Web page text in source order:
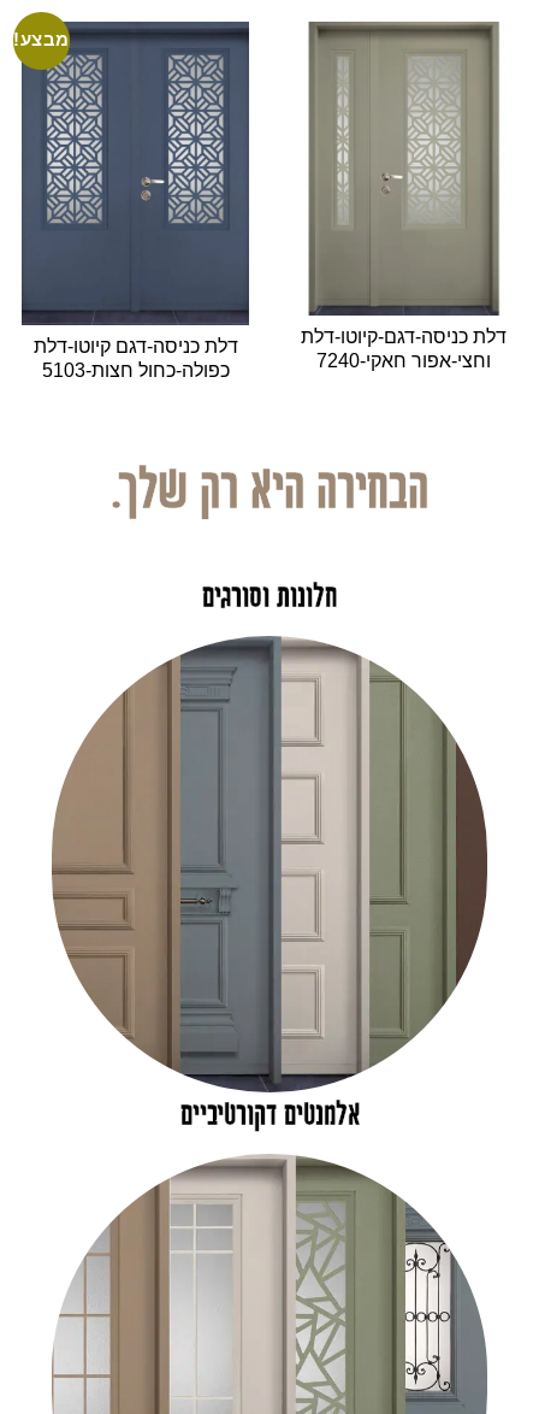
דלת כניסה-דגם-קיוטו-דלת
וחצי-אפור חאקי-7240
מבצע!
דלת כניסה-דגם קיוטו-דלת
כפולה-כחול חצות-5103
הבחירה היא רק שלך.
חלונות וסורגים
אלמנטים דקורטיביים